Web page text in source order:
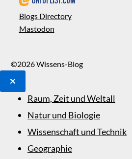
Blogs Directory
Mastodon
©2026 Wissens-Blog
Raum, Zeit und Weltall
Natur und Biologie
Wissenschaft und Technik
Geographie